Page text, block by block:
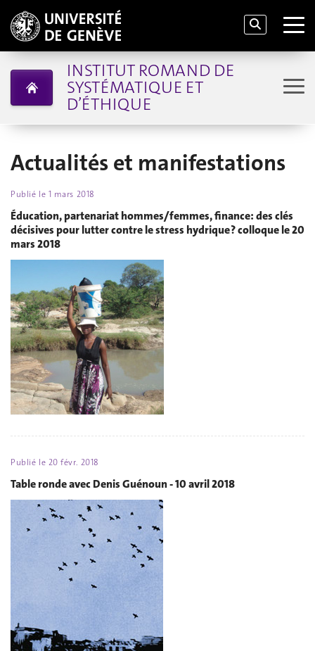
INSTITUT ROMAND DE
SYSTÉMATIQUE ET
D’ÉTHIQUE
Actualités et manifestations
Publié le 1 mars 2018
Éducation, partenariat hommes/femmes, finance: des clés
décisives pour lutter contre le stress hydrique ? colloque le 20
mars 2018
Publié le 20 févr. 2018
Table ronde avec Denis Guénoun - 10 avril 2018